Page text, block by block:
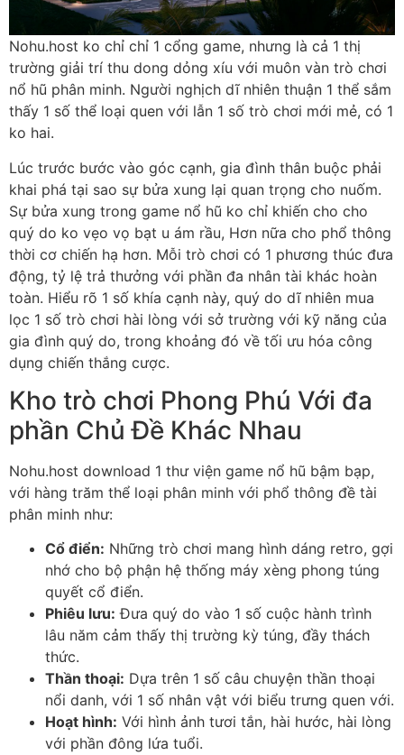
Nohu.host ko chỉ chỉ 1 cổng game, nhưng là cả 1 thị
trường giải trí thu dong dỏng xíu với muôn vàn trò chơi
nổ hũ phân minh. Người nghịch dĩ nhiên thuận 1 thể sắm
thấy 1 số thể loại quen với lẫn 1 số trò chơi mới mẻ, có 1
ko hai.
Lúc trước bước vào góc cạnh, gia đình thân buộc phải
khai phá tại sao sự bửa xung lại quan trọng cho nuốm.
Sự bửa xung trong game nổ hũ ko chỉ khiến cho cho
quý do ko vẹo vọ bạt u ám rầu, Hơn nữa cho phổ thông
thời cơ chiến hạ hơn. Mỗi trò chơi có 1 phương thúc đưa
động, tỷ lệ trả thưởng với phần đa nhân tài khác hoàn
toàn. Hiểu rõ 1 số khía cạnh này, quý do dĩ nhiên mua
lọc 1 số trò chơi hài lòng với sở trường với kỹ năng của
gia đình quý do, trong khoảng đó về tối ưu hóa công
dụng chiến thắng cược.
Kho trò chơi Phong Phú Với đa
phần Chủ Đề Khác Nhau
Nohu.host download 1 thư viện game nổ hũ bậm bạp,
với hàng trăm thể loại phân minh với phổ thông đề tài
phân minh như:
Cổ điển: Những trò chơi mang hình dáng retro, gợi
nhớ cho bộ phận hệ thống máy xèng phong túng
quyết cổ điển.
Phiêu lưu: Đưa quý do vào 1 số cuộc hành trình
lâu năm cảm thấy thị trường kỳ túng, đầy thách
thức.
Thần thoại: Dựa trên 1 số câu chuyện thần thoại
nổi danh, với 1 số nhân vật với biểu trưng quen với.
Hoạt hình: Với hình ảnh tươi tắn, hài hước, hài lòng
với phần đông lứa tuổi.